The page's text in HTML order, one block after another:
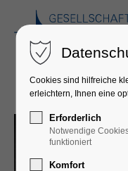
Cookies sind hilfreiche
erleichtern, Ihnen eine
Erforderlich
Notwendige
funktioniert
Komfort